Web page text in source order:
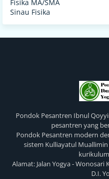
Fisika MA/SMA
Sinau Fisika
Pondok Pesantren Ibnul
pesantren yang
Pondok Pesantren modern
sistem Kulliayatul
Alamat: Jalan Yogya -
D.I.